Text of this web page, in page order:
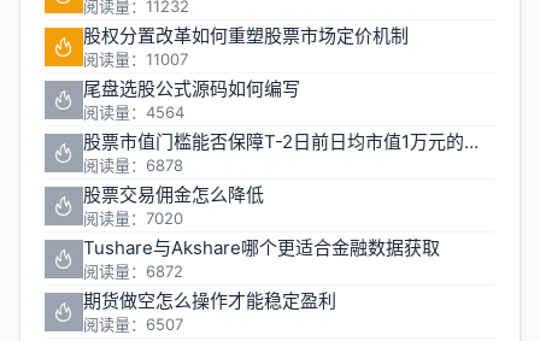
阅读量：11232
股权分置改革如何重塑股票市场定价机制
阅读量：11007
尾盘选股公式源码如何编写
阅读量：4564
股票市值门槛能否保障T-2日前日均市值1万元的投资安全
阅读量：6878
股票交易佣金怎么降低
阅读量：7020
Tushare与Akshare哪个更适合金融数据获取
阅读量：6872
期货做空怎么操作才能稳定盈利
阅读量：6507